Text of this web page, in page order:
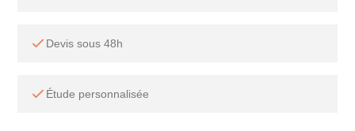
Devis sous 48h
Étude personnalisée